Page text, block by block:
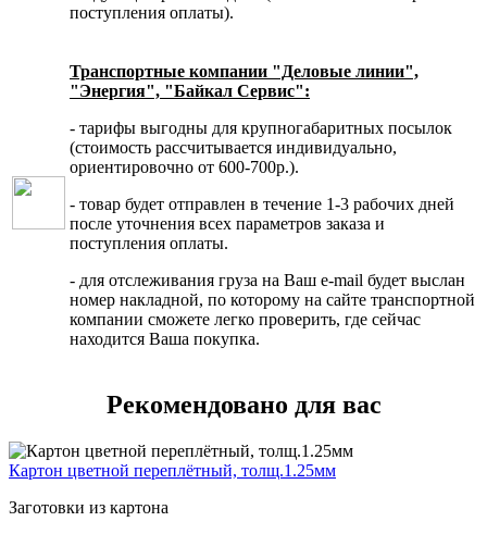
поступления оплаты).
Транспортные компании "Деловые линии",
"Энергия", "Байкал Сервис":
- тарифы выгодны для крупногабаритных посылок
(стоимость рассчитывается индивидуально,
ориентировочно от 600-700р.).
- товар будет отправлен в течение 1-3 рабочих дней
после уточнения всех параметров заказа и
поступления оплаты.
- для отслеживания груза на Ваш e-mail будет выслан
номер накладной, по которому на сайте транспортной
компании сможете легко проверить, где сейчас
находится Ваша покупка.
Рекомендовано для вас
Картон цветной переплётный, толщ.1.25мм
Заготовки из картона